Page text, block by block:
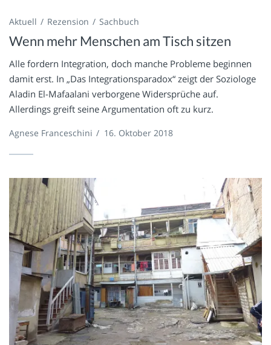
Aktuell Rezension Sachbuch
Wenn mehr Menschen am Tisch sitzen
Alle fordern Integration, doch manche Probleme beginnen
damit erst. In „Das Integrationsparadox“ zeigt der Soziologe
Aladin El-Mafaalani verborgene Widersprüche auf.
Allerdings greift seine Argumentation oft zu kurz.
Agnese Franceschini / 16. Oktober 2018